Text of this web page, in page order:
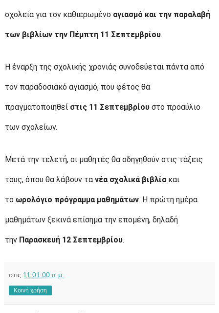
σχολεία για τον καθιερωμένο αγιασμό και την παραλαβή
των βιβλίων την Πέμπτη 11 Σεπτεμβρίου.
Η έναρξη της σχολικής χρονιάς συνοδεύεται πάντα από
τον παραδοσιακό αγιασμό, που φέτος θα
πραγματοποιηθεί στις 11 Σεπτεμβρίου στο προαύλιο
των σχολείων.
Μετά την τελετή, οι μαθητές θα οδηγηθούν στις τάξεις
τους, όπου θα λάβουν τα νέα σχολικά βιβλία και
το ωρολόγιο πρόγραμμα μαθημάτων. Η πρώτη ημέρα
μαθημάτων ξεκινά επίσημα την επομένη, δηλαδή
την Παρασκευή 12 Σεπτεμβρίου.
στις 11:01:00 π.μ.
Κοινή χρήση